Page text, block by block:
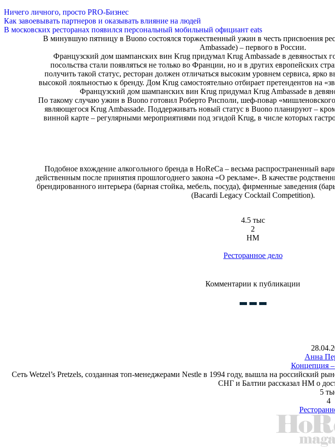
Ничего личного, просто PRO-Бизнес
Как завоевывать партнеров и оказывать влияние на людей
В московских ресторанах появился персональный мобильный официант eats
В минувшую пятницу в Buono состоялся торжественный ужин в честь присвоения
Ambassade) – первого в России.
Французский дом шампанских вин Krug придумал Krug Ambassade в девяностых
посольства стали появляться не только во Франции, но и в других европейских
получить такой статус, ресторан должен отличаться высоким уровнем сервиса,
высокой лояльностью к бренду. Дом Krug самостоятельно отбирает претендентов на
Французский дом шампанских вин Krug придумал Krug Ambassade в
По такому случаю ужин в Buono готовил Роберто Рисполи, шеф-повар
являющегося Krug Ambassade. Поддерживать новый статус в Buono планируют –
винной карте – регулярными мероприятиями под эгидой Krug, в числе которых
Подобное вхождение алкогольного бренда в HoReCa – весьма распространенный
действенным после принятия прошлогоднего закона «О рекламе». В качестве
брендированного интерьера (барная стойка, мебель, посуда), фирменные заведения
(Bacardi Legacy Cocktail Competition).
4.5 тыс
2
HM
Ресторанное дело
Комментарии к публикации
Анна
Концепция –
Сеть Wetzel’s Pretzels, созданная топ-менеджерами Nestle в 1994 году, вышла на российский
СНГ и Балтии рассказал HM о
5
4